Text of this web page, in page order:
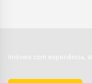
Imóveis com experiência,